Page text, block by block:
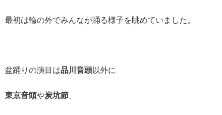
最初は輪の外でみんなが踊る様子を眺めていました。
盆踊りの演目は品川音頭以外に
東京音頭や炭坑節